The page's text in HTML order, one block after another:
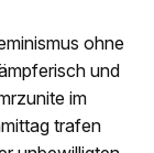
ohne
und
im
trafen